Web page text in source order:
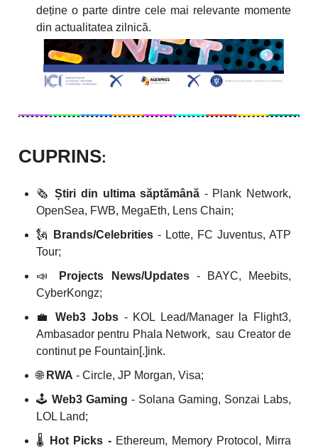
deține o parte dintre cele mai relevante momente
din actualitatea zilnică.
CUPRINS:
🗞️ Știri din ultima săptămână - Plank Network,
OpenSea, FWB, MegaEth, Lens Chain;
🗽
Brands/Celebrities - Lotte, FC Juventus, ATP
Tour;
📣
Projects News/Updates - BAYC, Meebits,
CyberKongz;
💼
Web3 Jobs - KOL Lead/Manager la Flight3,
Ambasador pentru Phala Network, sau Creator de
continut pe Fountain[.]ink.
🌐 RWA - Circle, JP Morgan, Visa;
🕹️ Web3 Gaming - Solana Gaming, Sonzai Labs,
LOL Land;
🌡️
Hot Picks - Ethereum, Memory Protocol, Mirra